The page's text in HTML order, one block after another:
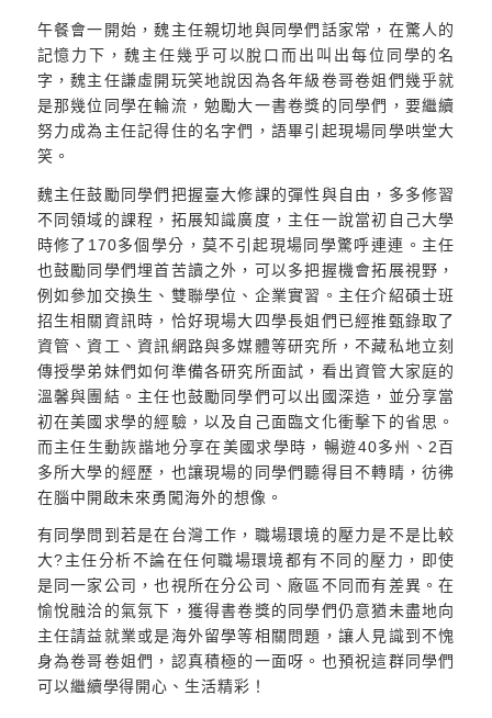
午餐會一開始，魏主任親切地與同學們話家常，在驚人的
記憶力下，魏主任幾乎可以脫口而出叫出每位同學的名
字，魏主任謙虛開玩笑地說因為各年級卷哥卷姐們幾乎就
是那幾位同學在輪流，勉勵大一書卷獎的同學們，要繼續
努力成為主任記得住的名字們，語畢引起現場同學哄堂大
笑。
魏主任鼓勵同學們把握臺大修課的彈性與自由，多多修習
不同領域的課程，拓展知識廣度，主任一說當初自己大學
時修了170多個學分，莫不引起現場同學驚呼連連。主任
也鼓勵同學們埋首苦讀之外，可以多把握機會拓展視野，
例如參加交換生、雙聯學位、企業實習。主任介紹碩士班
招生相關資訊時，恰好現場大四學長姐們已經推甄錄取了
資管、資工、資訊網路與多媒體等研究所，不藏私地立刻
傳授學弟妹們如何準備各研究所面試，看出資管大家庭的
溫馨與團結。主任也鼓勵同學們可以出國深造，並分享當
初在美國求學的經驗，以及自己面臨文化衝擊下的省思。
而主任生動詼諧地分享在美國求學時，暢遊40多州、2百
多所大學的經歷，也讓現場的同學們聽得目不轉睛，彷彿
在腦中開啟未來勇闖海外的想像。
有同學問到若是在台灣工作，職場環境的壓力是不是比較
大?主任分析不論在任何職場環境都有不同的壓力，即使
是同一家公司，也視所在分公司、廠區不同而有差異。在
愉悅融洽的氣氛下，獲得書卷獎的同學們仍意猶未盡地向
主任請益就業或是海外留學等相關問題，讓人見識到不愧
身為卷哥卷姐們，認真積極的一面呀。也預祝這群同學們
可以繼續學得開心、生活精彩！